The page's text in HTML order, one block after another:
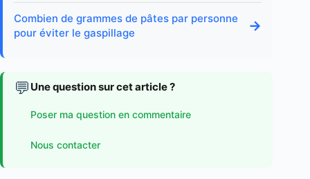
Combien de grammes de pâtes par personne
pour éviter le gaspillage
→
💬 Une question sur cet article ?
Poser ma question en commentaire
Nous contacter